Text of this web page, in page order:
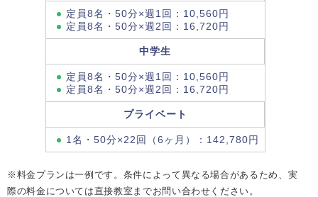
定員8名・50分×週1回：10,560円
定員8名・50分×週2回：16,720円
中学生
定員8名・50分×週1回：10,560円
定員8名・50分×週2回：16,720円
プライベート
1名・50分×22回（6ヶ月）：142,780円
※料金プランは一例です。条件によって異なる場合があるため、実
際の料金については直接教室までお問い合わせください。